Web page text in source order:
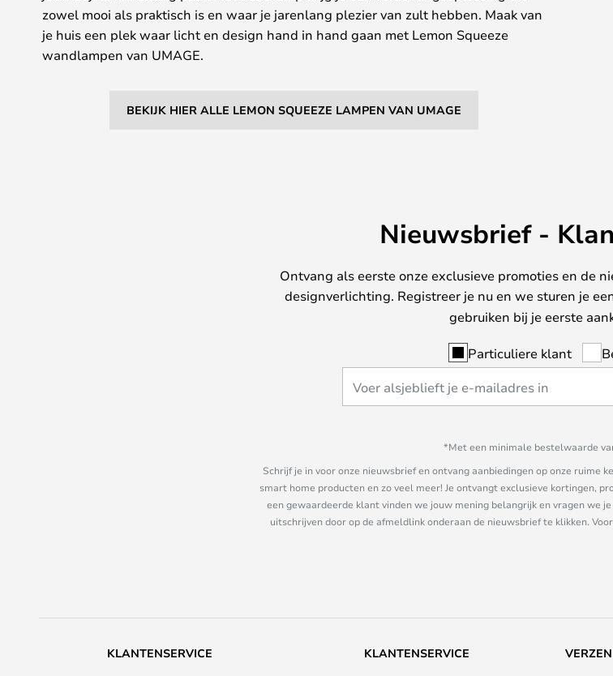
zowel mooi als praktisch is en waar je jarenlang plezier van zult hebben. Maak van
je huis een plek waar licht en design hand in hand gaan met Lemon Squeeze
wandlampen van UMAGE.
BEKIJK HIER ALLE LEMON SQUEEZE LAMPEN VAN UMAGE
Nieuwsbrief -
Ontvang als eerste onze exclusieve promoties en de
designverlichting. Registreer je nu en we sturen je
gebruiken bij je eerste
Particuliere klant
*Met een minimale bestelwaarde
Schrijf je in voor onze nieuwsbrief en ontvang aanbiedingen op onze ruime
smart home producten en zo veel meer! Je ontvangt exclusieve kortingen,
een gewaardeerde klant vinden we jouw mening belangrijk en vragen we
uitschrijven door op de afmeldlink onderaan de nieuwsbrief te klikken.
KLANTENSERVICE KLANTENSERVICE